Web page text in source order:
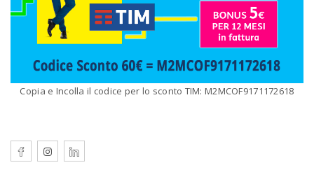
Copia e Incolla il codice per lo sconto TIM: M2MCOF9171172618